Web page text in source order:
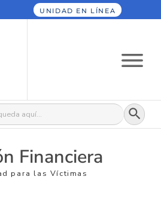
UNIDAD EN LÍNEA
Botón
Financiera
para las Víctimas